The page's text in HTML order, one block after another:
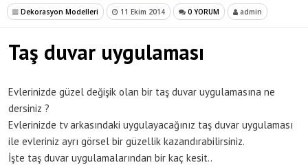
Dekorasyon Modelleri 11 Ekim 2014 0 YORUM admin
Taş duvar uygulaması
Evlerinizde güzel değişik olan bir taş duvar uygulamasına ne
dersiniz ?
Evlerinizde tv arkasındaki uygulayacağınız taş duvar uygulaması
ile evleriniz ayrı görsel bir güzellik kazandırabilirsiniz.
İşte taş duvar uygulamalarından bir kaç kesit..